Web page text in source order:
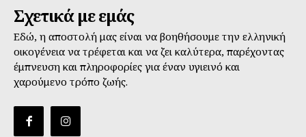
Σχετικά με εμάς
Εδώ, η αποστολή μας είναι να βοηθήσουμε την ελληνική
οικογένεια να τρέφεται και να ζει καλύτερα, παρέχοντας
έμπνευση και πληροφορίες για έναν υγιεινό και
χαρούμενο τρόπο ζωής.